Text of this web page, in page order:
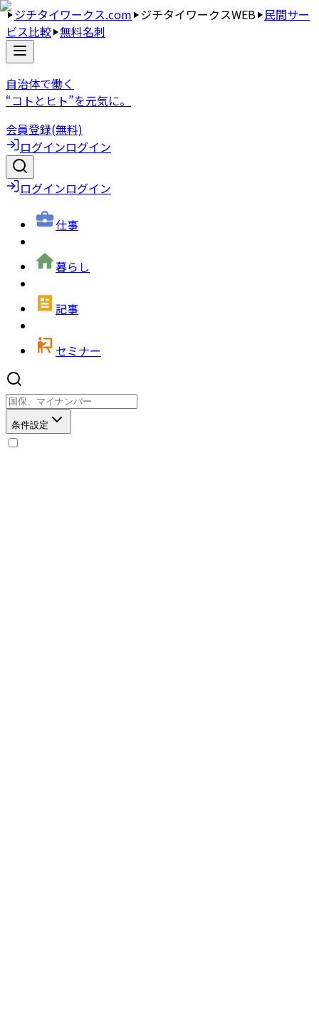
ジチタイワークス.com ジチタイワークスWEB 民間サー
ビス比較 無料名刺
自治体で働く
“コトとヒト”を元気に。
会員登録(無料)
ログインログイン
ログインログイン
仕事
暮らし
記事
セミナー
条件設定